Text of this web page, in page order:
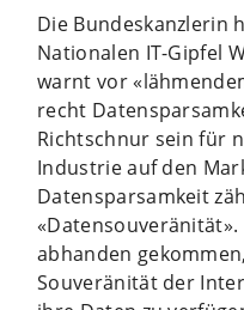
Die Bundeskanzlerin
Nationalen IT-Gipfel
warnt vor
recht
Richtschnur sein für
Industrie auf den
Datensparsamkeit
abhanden
Souveränität der